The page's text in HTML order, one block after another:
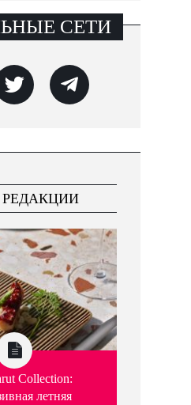
СЕТИ
Collection:
летняя